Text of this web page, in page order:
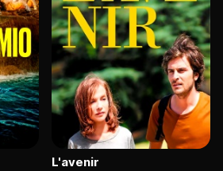
L'avenir